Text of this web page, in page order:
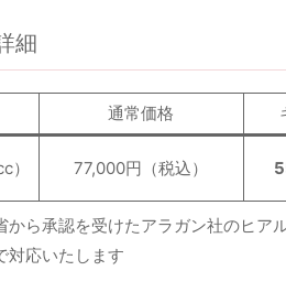
細
通常価格
） 77,000円（税込）
から承認を受けたアラガン社のヒア
対応いたします